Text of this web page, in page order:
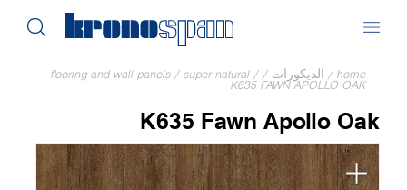
home
/ الديكورات /
flooring and wall panels / super natural /
K635 FAWN APOLLO OAK
K635 Fawn Apollo Oak